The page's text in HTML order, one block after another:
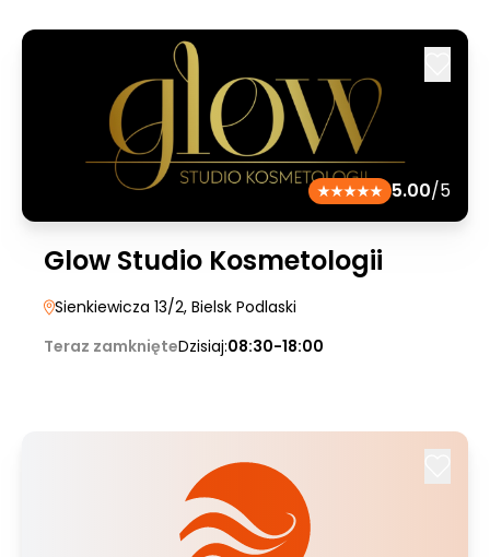
5.00/5
Glow Studio Kosmetologii
Sienkiewicza 13/2, Bielsk Podlaski
Teraz zamknięteDzisiaj:08:30-18:00